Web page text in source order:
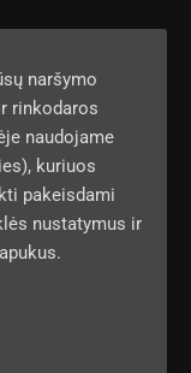
naršymo
rinkodaros
naudojame
kuriuos
pakeisdami
nustatymus ir